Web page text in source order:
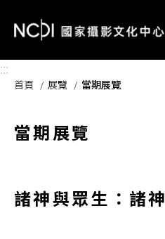
:::
首頁 展覽 當期展覽
當期展覽
諸神與眾生：諸神